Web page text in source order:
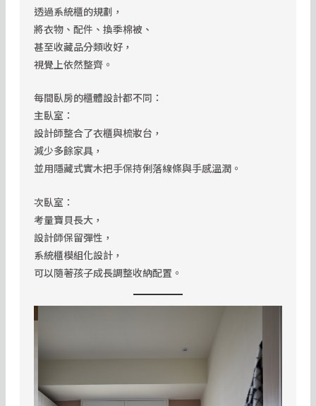
透過系統櫃的規劃，
將衣物、配件、換季棉被、
甚至收藏品分類收好，
視覺上依然整齊。
每間臥房的櫃體設計都不同：
主臥室：
設計師整合了衣櫃與梳妝台，
減少多餘家具，
並用隱藏式實木把手保持俐落線條與手感溫潤。
次臥室：
考量寶貝長大，
設計師保留彈性，
系統櫃模組化設計，
可以隨著孩子成長調整收納配置。